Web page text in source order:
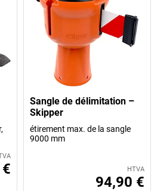
Sangle de délimitation –
Skipper
étirement max. de la sangle
9000 mm
HTVA
94,90 €